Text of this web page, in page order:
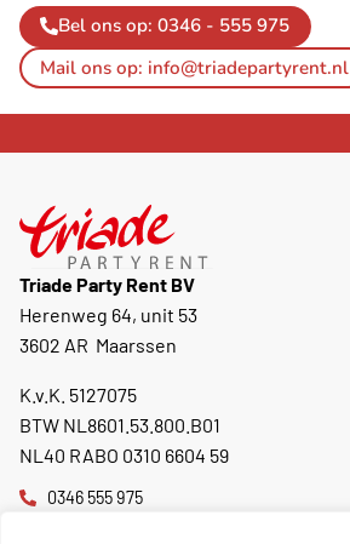
Bel ons op: 0346 - 555 975
Mail ons op: info@triadepartyrent.nl
Triade Party Rent BV
Herenweg 64, unit 53
3602 AR Maarssen
K.v.K. 5127075
BTW NL8601.53.800.B01
NL40 RABO 0310 6604 59
0346 555 975